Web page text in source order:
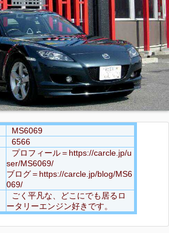
MS6069
6566
プロフィール＝https://carcle.jp/u
ser/MS6069/
ブログ＝https://carcle.jp/blog/MS6
069/
ごく平凡な、どこにでも居るロ
ータリーエンジン好きです。